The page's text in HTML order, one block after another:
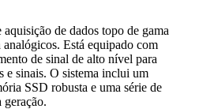
de dados topo de gama
Está equipado com
de sinal de alto nível para
e sinais. O sistema inclui um
SSD robusta e uma série de
geração.